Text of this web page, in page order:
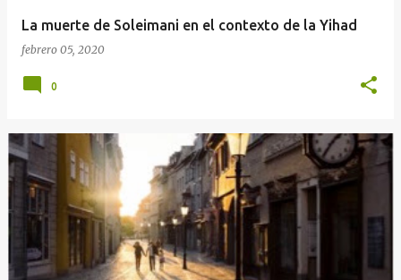
La muerte de Soleimani en el contexto de la Yihad
febrero 05, 2020
0